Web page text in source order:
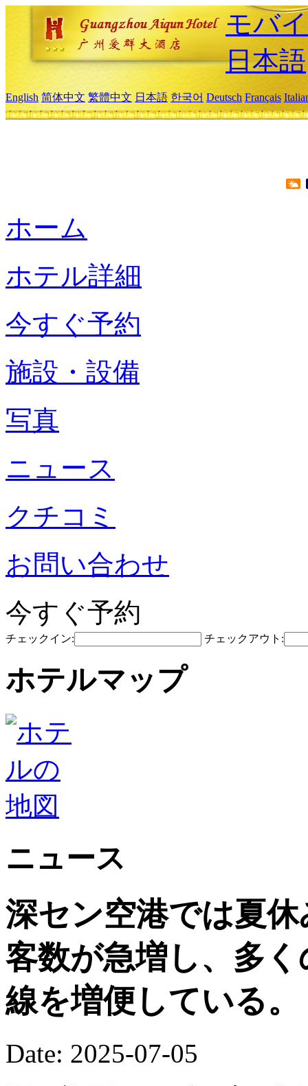
モバ
日本語
English 简体中文 繁體中文 日本語 한국어 Deutsch Français
ホーム
ホテル詳細
今すぐ予約
施設・設備
写真
ニュース
クチコミ
お問い合わせ
今すぐ予約
チェックイン: チェックアウト:
ホテルマップ
ニュース
深セン空港では夏
客数が急増し、多
線を増便している。
Date: 2025-07-05